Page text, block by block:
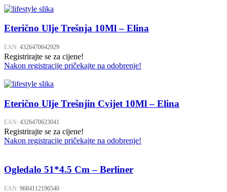
Eterično Ulje Trešnja 10Ml – Elina
EAN: 4326470642929
Registrirajte se za cijene!
Nakon registracije pričekajte na odobrenje!
Eterično Ulje Trešnjin Cvijet 10Ml – Elina
EAN: 4326470623041
Registrirajte se za cijene!
Nakon registracije pričekajte na odobrenje!
Ogledalo 51*4.5 Cm – Berliner
EAN: 9684112196540